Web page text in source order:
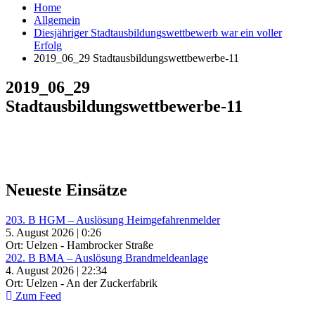
Home
Allgemein
Diesjähriger Stadtausbildungswettbewerb war ein voller
Erfolg
2019_06_29 Stadtausbildungswettbewerbe-11
2019_06_29
Stadtausbildungswettbewerbe-11
Neueste Einsätze
203. B HGM – Auslösung Heimgefahrenmelder
5. August 2026 | 0:26
Ort: Uelzen - Hambrocker Straße
202. B BMA – Auslösung Brandmeldeanlage
4. August 2026 | 22:34
Ort: Uelzen - An der Zuckerfabrik
Zum Feed